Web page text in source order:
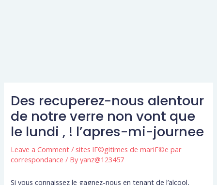
Des recuperez-nous alentour
de notre verre non vont que
le lundi , ! l’apres-mi-journee
Leave a Comment / sites lГ©gitimes de mariГ©e par
correspondance / Byyanz@123457
Si vous connaissez le gagnez-nous en tenant de l’alcool,